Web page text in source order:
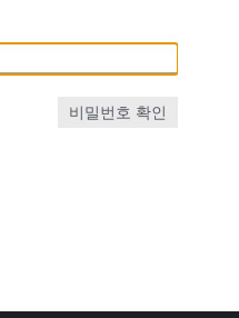
비밀번호 확인